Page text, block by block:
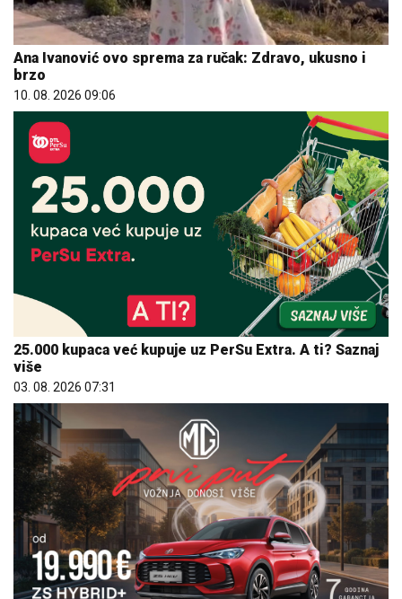
Ana Ivanović ovo sprema za ručak: Zdravo, ukusno i
brzo
10. 08. 2026 09:06
25.000 kupaca već kupuje uz PerSu Extra. A ti? Saznaj
više
03. 08. 2026 07:31